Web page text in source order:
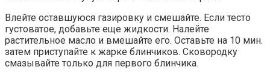
Влейте оставшуюся газировку и смешайте. Если тесто
густоватое, добавьте еще жидкости. Налейте
растительное масло и вмешайте его. Оставьте на 10 мин.
затем приступайте к жарке блинчиков. Сковородку
смазывайте только для первого блинчика.